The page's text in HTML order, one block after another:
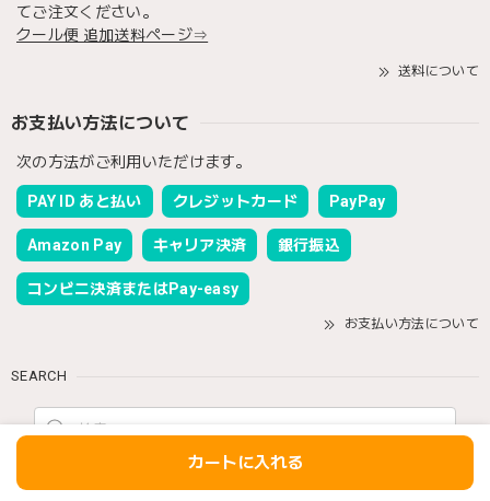
てご注文ください。
クール便 追加送料ページ⇒
送料について
お支払い方法について
次の方法がご利用いただけます。
PAY ID あと払い クレジットカード PayPay
Amazon Pay キャリア決済 銀行振込
コンビニ決済またはPay-easy
お支払い方法について
SEARCH
NOTICE
カートに入れる